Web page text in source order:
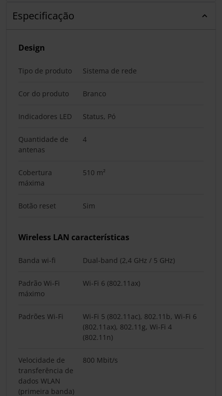
Especificação
Design
Tipo de produto Sistema de rede
Cor do produto Branco
Indicadores LED Status, Pó
Quantidade de
antenas
4
Cobertura
máxima
510 m²
Botão reset Sim
Wireless LAN características
Banda wi-fi Dual-band (2,4 GHz / 5 GHz)
Padrão Wi-Fi
máximo
Wi-Fi 6 (802.11ax)
Padrões Wi-Fi
Wi-Fi 5 (802.11ac), 802.11b, Wi-Fi 6
(802.11ax), 802.11g, Wi-Fi 4
(802.11n)
Velocidade de
transferência de
dados WLAN
(primeira banda)
800 Mbit/s